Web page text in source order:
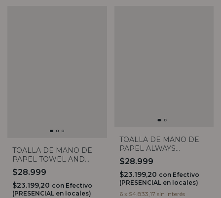
TOALLA DE MANO DE
PAPEL TOWEL AND
SOAP X20
$28.999
$23.199,20 con Efectivo
(PRESENCIAL en locales)
TOALLA DE MANO DE
PAPEL ALWAYS
FLOWERS X20
$28.999
$23.199,20 con Efectivo
(PRESENCIAL en locales)
6 x $4.833,17 sin interés